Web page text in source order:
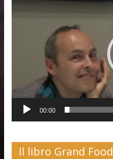
00:00
Il libro Grand Food